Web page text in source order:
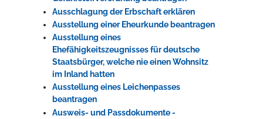
Ausschlagung der Erbschaft erklären
Ausstellung einer Eheurkunde beantragen
Ausstellung eines
Ehefähigkeitszeugnisses für deutsche
Staatsbürger, welche nie einen Wohnsitz
im Inland hatten
Ausstellung eines Leichenpasses
beantragen
Ausweis- und Passdokumente -